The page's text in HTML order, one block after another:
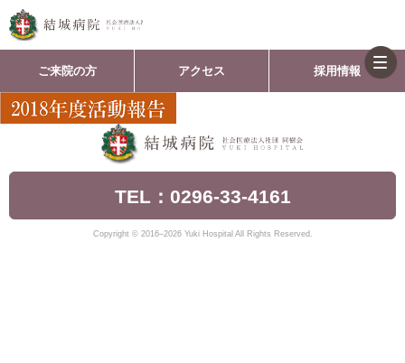
ご来院の方 アクセス 採用情報
TEL：0296-33-4161
Copyright © 2016–2026 Yuki Hospital All Rights Reserved.